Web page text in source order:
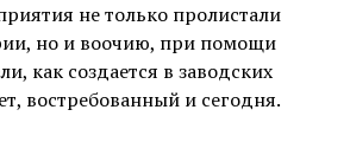
не только пролистали
но и воочию, при помощи
как создается в заводских
востребованный и сегодня.